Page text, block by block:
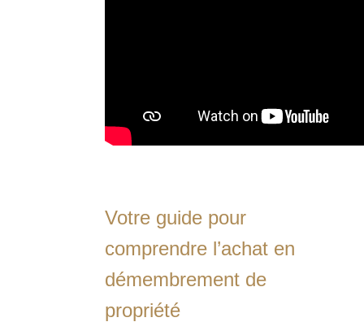
Votre guide pour
comprendre l’achat en
démembrement de
propriété